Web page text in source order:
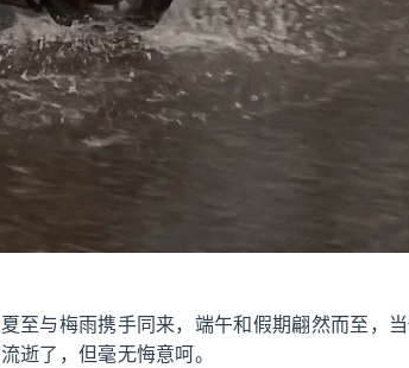
夏至与梅雨携手同来，端午和假期翩然而至，
流逝了，但毫无悔意呵。